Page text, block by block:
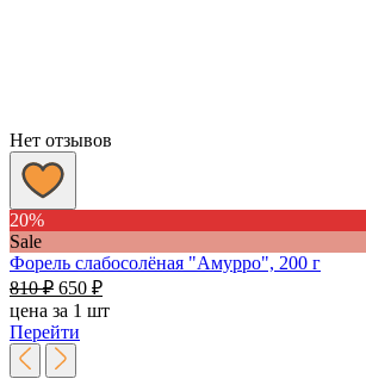
Нет отзывов
20%
Sale
Форель слабосолёная "Амурро", 200 г
810₽ Первоначальная
цена
составляла
810 ₽.
650 ₽Текущая
цена:
цена за 1 шт
Перейти